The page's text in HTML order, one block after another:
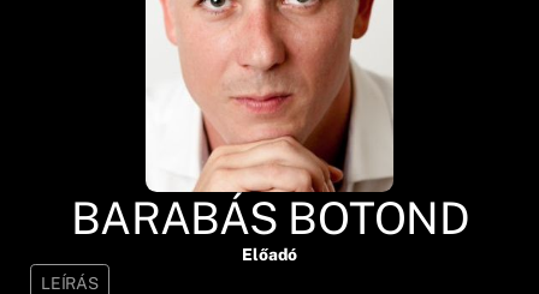
BARABÁS BOTOND
Előadó
LEÍRÁS